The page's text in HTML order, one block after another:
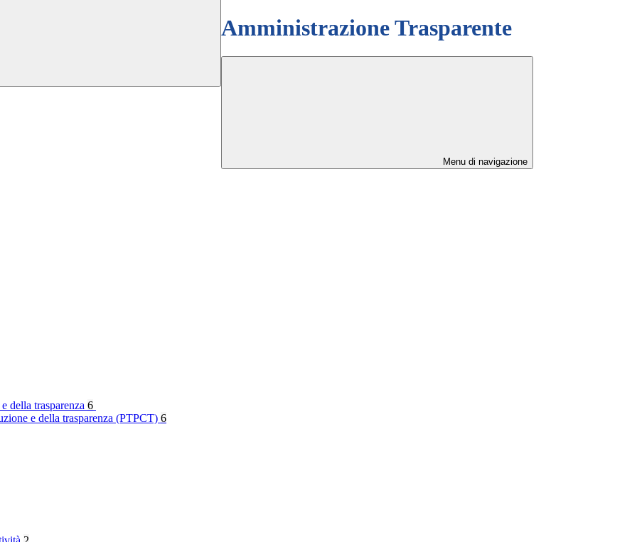
Amministrazione Trasparente
Menu di navigazione
della trasparenza 6
e della trasparenza (PTPCT) 6